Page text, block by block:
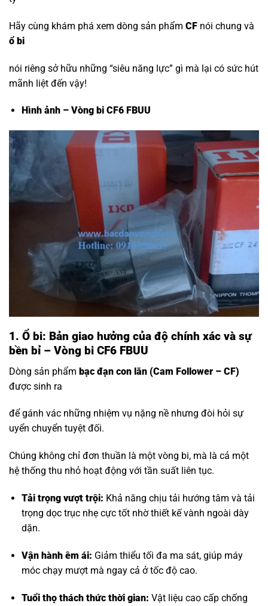
Hãy cùng khám phá xem dòng sản phẩm CF nói chung và
ổ bi
nói riêng sở hữu những “siêu năng lực” gì mà lại có sức hút
mãnh liệt đến vậy!
Hình ảnh – Vòng bi CF6 FBUU
1. Ổ bi: Bản giao hưởng của độ chính xác và sự
bền bỉ – Vòng bi CF6 FBUU
Dòng sản phẩm bạc đạn con lăn (Cam Follower – CF)
được sinh ra
để gánh vác những nhiệm vụ nặng nề nhưng đòi hỏi sự
uyển chuyển tuyệt đối.
Chúng không chỉ đơn thuần là một vòng bi, mà là cả một
hệ thống thu nhỏ hoạt động với tần suất liên tục.
Tải trọng vượt trội: Khả năng chịu tải hướng tâm và tải
trọng dọc trục nhẹ cực tốt nhờ thiết kế vành ngoài dày
dặn.
Vận hành êm ái: Giảm thiểu tối đa ma sát, giúp máy
móc chạy mượt mà ngay cả ở tốc độ cao.
Tuổi thọ thách thức thời gian: Vật liệu cao cấp chống